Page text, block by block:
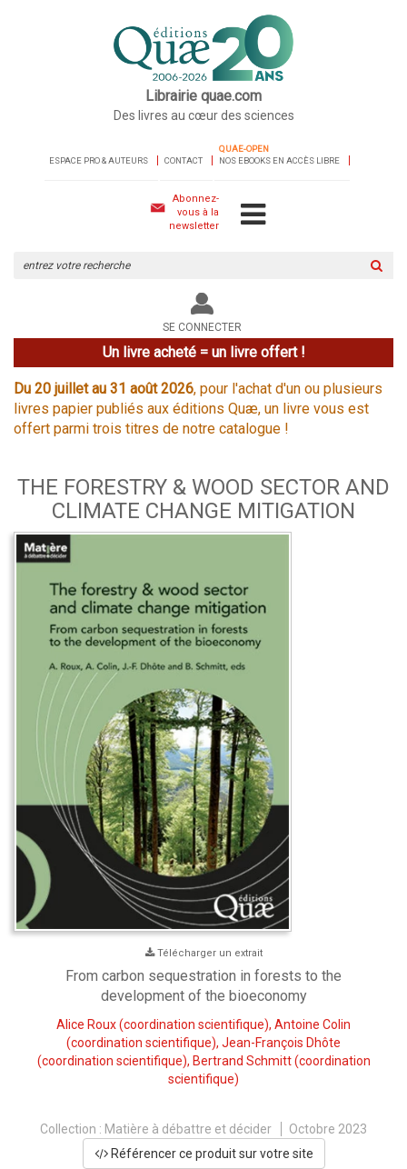
Librairie quae.com
Des livres au cœur des sciences
ESPACE PRO & AUTEURS CONTACT
QUAE-OPEN
NOS EBOOKS EN ACCÈS LIBRE
Abonnez-
vous à la
newsletter
le
site
SE CONNECTER
Un livre acheté = un livre offert !
Du 20 juillet au 31 août 2026, pour l'achat d'un ou plusieurs
livres papier publiés aux éditions Quæ, un livre vous est
offert parmi trois titres de notre catalogue !
THE FORESTRY & WOOD SECTOR AND
CLIMATE CHANGE MITIGATION
Télécharger un extrait
From carbon sequestration in forests to the
development of the bioeconomy
Alice Roux(coordination scientifique), Antoine Colin
(coordination scientifique), Jean-François Dhôte
(coordination scientifique), Bertrand Schmitt(coordination
scientifique)
Collection : Matière à débattre et décider
Octobre 2023
Référencer ce produit sur votre site